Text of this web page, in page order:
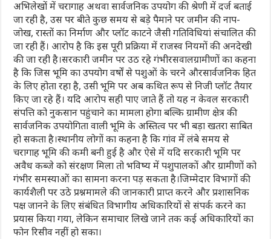
अभिलेखों में चरागाह अथवा सार्वजनिक उपयोग की श्रेणी में दर्ज बताई
जा रही है, उस पर बीते कुछ समय से बड़े पैमाने पर जमीन की नाप-
जोख, रास्तों का निर्माण और प्लॉट काटने जैसी गतिविधियां संचालित की
जा रही हैं। आरोप है कि इस पूरी प्रक्रिया में राजस्व नियमों की अनदेखी
की जा रही है।सरकारी जमीन पर उठ रहे गंभीरसवालग्रामीणों का कहना
है कि जिस भूमि का उपयोग वर्षों से पशुओं के चरने औरसार्वजनिक हित
के लिए होता रहा है, उसी भूमि पर अब कथित रूप से निजी प्लॉट तैयार
किए जा रहे हैं। यदि आरोप सही पाए जाते हैं तो यह न केवल सरकारी
संपत्ति को नुकसान पहुंचाने का मामला होगा बल्कि ग्रामीण क्षेत्र की
सार्वजनिक उपयोगिता वाली भूमि के अस्तित्व पर भी बड़ा खतरा साबित
हो सकता है।स्थानीय लोगों का कहना है कि गांव में लंबे समय से
चरागाह भूमि की कमी बनी हुई है और ऐसे में यदि सरकारी भूमि पर
अवैध कब्जे को संरक्षण मिला तो भविष्य में पशुपालकों और ग्रामीणों को
गंभीर समस्याओं का सामना करना पड़ सकता है।जिम्मेदार विभागों की
कार्यशैली पर उठे प्रश्नमामले की जानकारी प्राप्त करने और प्रशासनिक
पक्ष जानने के लिए संबंधित विभागीय अधिकारियों से संपर्क करने का
प्रयास किया गया, लेकिन समाचार लिखे जाने तक कई अधिकारियों का
फोन रिसीव नहीं हो सका।